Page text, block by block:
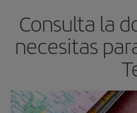
avión más baratos te
las fechas y los horarios
el precio más barato.
Consulta la
necesitas